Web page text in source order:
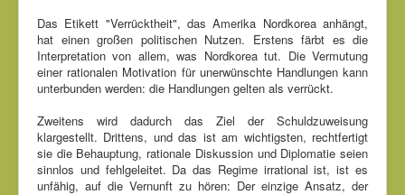
Das Etikett "Verrücktheit", das Amerika Nordkorea anhängt,
hat einen großen politischen Nutzen. Erstens färbt es die
Interpretation von allem, was Nordkorea tut. Die Vermutung
einer rationalen Motivation für unerwünschte Handlungen kann
unterbunden werden: die Handlungen gelten als verrückt.
Zweitens wird dadurch das Ziel der Schuldzuweisung
klargestellt. Drittens, und das ist am wichtigsten, rechtfertigt
sie die Behauptung, rationale Diskussion und Diplomatie seien
sinnlos und fehlgeleitet. Da das Regime irrational ist, ist es
unfähig, auf die Vernunft zu hören: Der einzige Ansatz, der